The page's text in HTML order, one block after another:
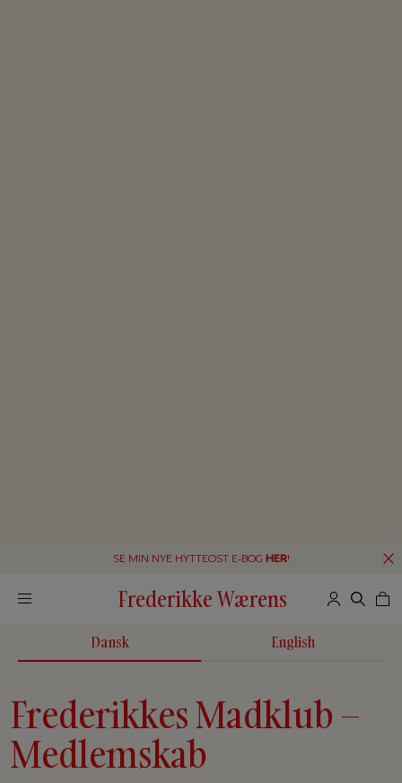
SE MIN NYE HYTTEOST E-BOG HER!
Frederikke Wærens
Dansk English
Frederikkes Madklub –
Medlemskab